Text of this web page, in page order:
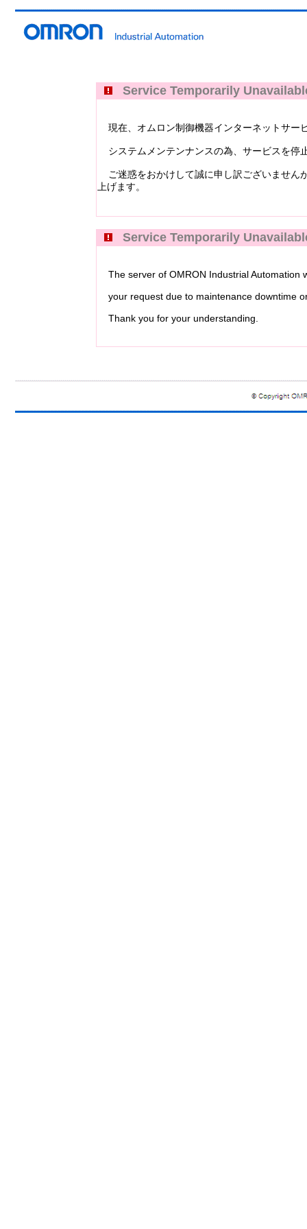
Service Temporarily
現在、オムロン制御機器インターネットサー
システムメンテンナンスの為、サービスを停
ご迷惑をおかけして誠に申し訳ございません
上げます。
Service Temporarily
The server of OMRON Industrial Automation
your request due to maintenance downtime
Thank you for your understanding.